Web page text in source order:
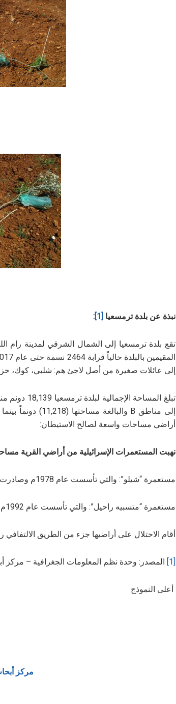
نبذة عن بلدة ترمسعيا [1]
:
إلى عائلات صغيرة من أصل لاجئ هم: شلبي، كوك،
أراضي مساحات واسعة لصالح الاستيطان:
نهبت المستعمرات الإسرائيلية من أراضي القرية مساحة (1,023) دونماً، لصالح
مستعمرة “شيلو”: والتي تأسست عام 1978م وصادرت من الأراضي الفلسطينية 706 دونماً، ويقطنها 1,810 مستعمراً.
مستعمرة “متسبيه راحيل”: والتي تأسست عام 1992م وصادرت 317 دونماً.
أقام الاحتلال على أراضيها جزء من الطريق الالتفافي رقم (60) والذي نهب
[1] المصدر: وحدة نظم المعلومات الجغرافية – مركز
أعلى النموذج
مركز